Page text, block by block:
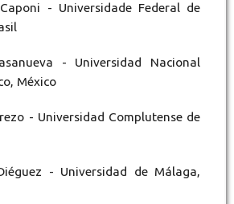
- Universidade Federal de
- Universidad Nacional
México
- Universidad Complutense de
- Universidad de Málaga,